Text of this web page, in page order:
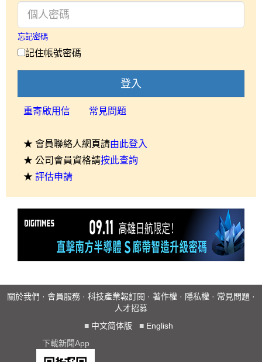
忘記密碼
記住帳號密碼
登入
重寄啟用信 常見問題
★ 會員聯絡人網頁請由此登入
★ 公司會員資格請按此查詢
★ 評估申請
關於我們 · 會員服務 · 科技產業報訂閱 · 著作權 · 隱私權 · 常見問題 ·
人才招募
■ 中文简体版 ■ English
下載新聞App